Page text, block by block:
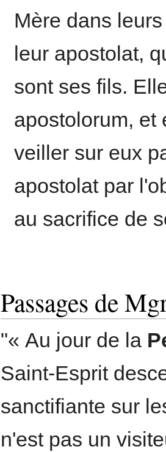
Mère dans
leur apostolat,
sont ses fils.
apostolorum, et
veiller sur eux
apostolat par
au sacrifice de
Passages de
"« Au jour de la
Saint-Esprit
sanctifiante sur
n'est pas un